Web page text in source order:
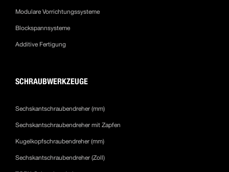
Modulare Vorrichtungssysteme
Blockspannsysteme
Additive Fertigung
SCHRAUBWERKZEUGE
Sechskantschraubendreher (mm)
Sechskantschraubendreher mit Zapfen
Kugelkopfschraubendreher (mm)
Sechskantschraubendreher (Zoll)